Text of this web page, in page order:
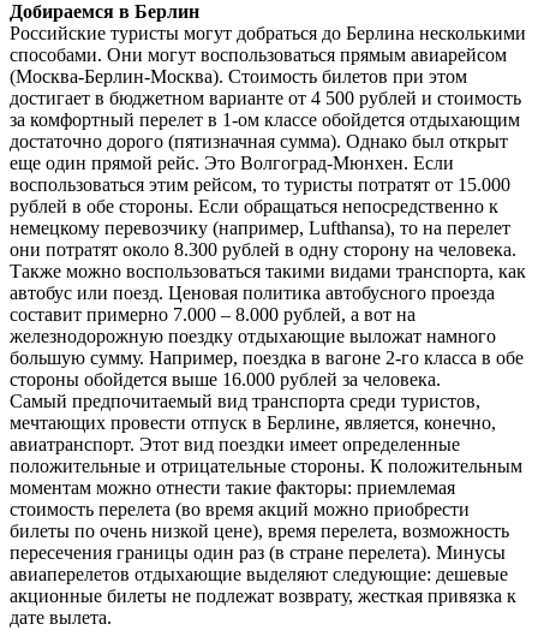
Добираемся в Берлин
Российские туристы могут добраться до Берлина несколькими
способами. Они могут воспользоваться прямым авиарейсом
(Москва-Берлин-Москва). Стоимость билетов при этом
достигает в бюджетном варианте от 4 500 рублей и стоимость
за комфортный перелет в 1-ом классе обойдется отдыхающим
достаточно дорого (пятизначная сумма). Однако был открыт
еще один прямой рейс. Это Волгоград-Мюнхен. Если
воспользоваться этим рейсом, то туристы потратят от 15.000
рублей в обе стороны. Если обращаться непосредственно к
немецкому перевозчику (например, Lufthansa), то на перелет
они потратят около 8.300 рублей в одну сторону на человека.
Также можно воспользоваться такими видами транспорта, как
автобус или поезд. Ценовая политика автобусного проезда
составит примерно 7.000 – 8.000 рублей, а вот на
железнодорожную поездку отдыхающие выложат намного
большую сумму. Например, поездка в вагоне 2-го класса в обе
стороны обойдется выше 16.000 рублей за человека.
Самый предпочитаемый вид транспорта среди туристов,
мечтающих провести отпуск в Берлине, является, конечно,
авиатранспорт. Этот вид поездки имеет определенные
положительные и отрицательные стороны. К положительным
моментам можно отнести такие факторы: приемлемая
стоимость перелета (во время акций можно приобрести
билеты по очень низкой цене), время перелета, возможность
пересечения границы один раз (в стране перелета). Минусы
авиаперелетов отдыхающие выделяют следующие: дешевые
акционные билеты не подлежат возврату, жесткая привязка к
дате вылета.